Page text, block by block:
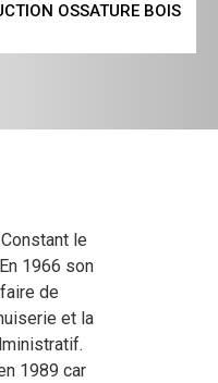
OSSATURE BOIS
le
1966 son
de
et la
1989 car